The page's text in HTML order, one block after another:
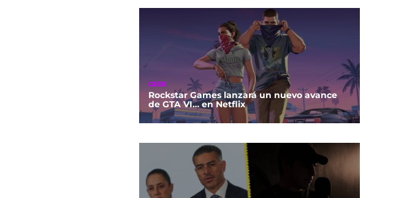
GEEK
Rockstar Games lanzará un nuevo avance
de GTA VI… en Netflix